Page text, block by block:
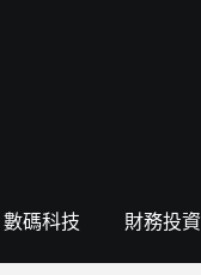
數碼科技 財務投資